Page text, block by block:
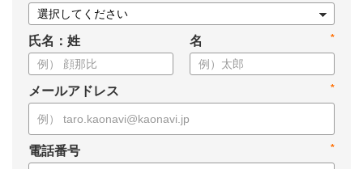
氏名：姓 *
名
*
メールアドレス
*
電話番号